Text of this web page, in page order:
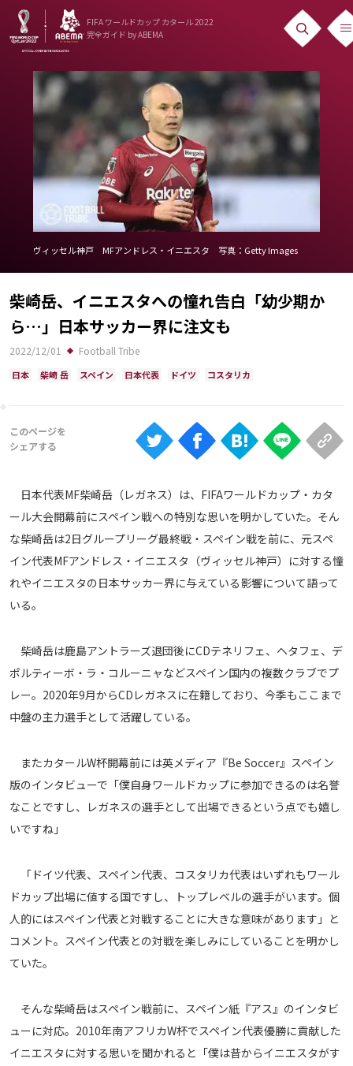
FIFA ワールドカップ カタール 2022
完全ガイド by ABEMA
ニュース
News
出場国
Teams
日本代表
日程・結果
Schedule
ランキング
About
iOS Apps
Android
TV
メディアアライアンス
ヴィッセル神戸 MFアンドレス・イニエスタ 写真：Getty Images
柴崎岳、イニエスタへの憧れ告白「幼少期か
ら…」日本サッカー界に注文も
2022/12/01 Football Tribe
日本 柴崎 岳 スペイン 日本代表 ドイツ コスタリカ
日本代表MF柴崎岳（レガネス）は、FIFAワールドカップ・カタ
ール大会開幕前にスペイン戦への特別な思いを明かしていた。そん
な柴崎岳は2日グループリーグ最終戦・スペイン戦を前に、元スペ
イン代表MFアンドレス・イニエスタ（ヴィッセル神戸）に対する憧
れやイニエスタの日本サッカー界に与えている影響について語って
いる。
柴崎岳は鹿島アントラーズ退団後にCDテネリフェ、ヘタフェ、デ
ポルティーボ・ラ・コルーニャなどスペイン国内の複数クラブでプ
レー。2020年9月からCDレガネスに在籍しており、今季もここまで
中盤の主力選手として活躍している。
またカタールW杯開幕前には英メディア『Be Soccer』スペイン
版のインタビューで「僕自身ワールドカップに参加できるのは名誉
なことですし、レガネスの選手として出場できるという点でも嬉し
いですね」
「ドイツ代表、スペイン代表、コスタリカ代表はいずれもワール
ドカップ出場に値する国ですし、トップレベルの選手がいます。個
人的にはスペイン代表と対戦することに大きな意味があります」と
コメント。スペイン代表との対戦を楽しみにしていることを明かし
ていた。
そんな柴崎岳はスペイン戦前に、スペイン紙『アス』のインタビ
ューに対応。2010年南アフリカW杯でスペイン代表優勝に貢献した
イニエスタに対する思いを聞かれると「僕は昔からイニエスタがす